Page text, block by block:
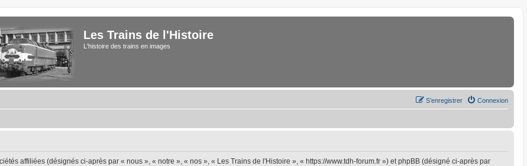
Les Trains de l'Histoire
L'histoire des trains en images
Connexion
S’enregistrer
affiliées (désignés ci-après par « nous », « notre », « nos », « Les Trains de l'Histoire », « https://www.tdh-forum.fr ») et phpBB (désigné ci-après par